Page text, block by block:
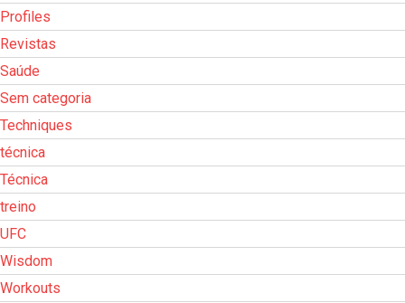
Profiles
Revistas
Saúde
Sem categoria
Techniques
técnica
Técnica
treino
UFC
Wisdom
Workouts